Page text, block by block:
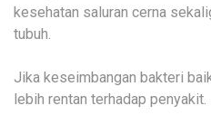
kesehatan saluran cerna
tubuh.
Jika keseimbangan bakteri
lebih rentan terhadap penyakit.